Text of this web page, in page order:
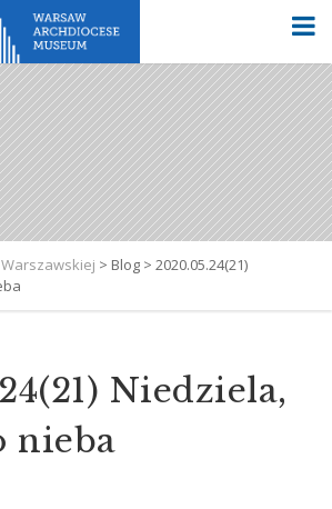
> Blog > 2020.05.24(21)
Niedziela,
nieba